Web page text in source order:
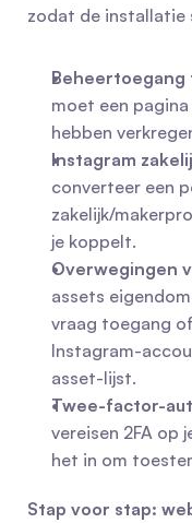
zodat de installatie
Beheertoegang
moet een
hebben
Instagram
converteer een
zakelijk/
je koppelt.
Overwegingen
assets
vraag toegang
Instagram-
asset-lijst.
Twee-factor-
vereisen 2FA op
het in om
Stap voor stap: